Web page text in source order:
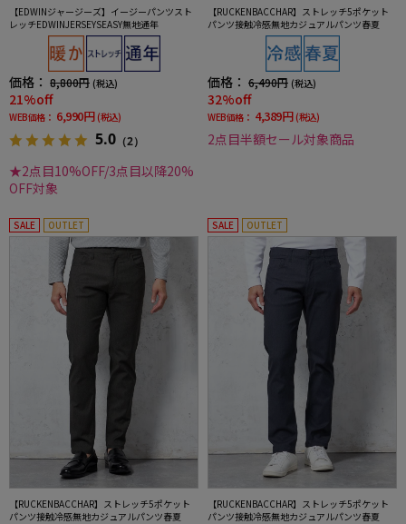
【EDWINジャージーズ】イージーパンツスト
レッチEDWINJERSEYSEASY無地通年
価格： 8,800円 (税込)
21%off
WEB価格： 6,990円 (税込)
5.0 （2）
★2点目10%OFF/3点目以降20%
OFF対象
【RUCKENBACCHAR】ストレッチ5ポケット
パンツ接触冷感無地カジュアルパンツ春夏
価格： 6,490円 (税込)
32%off
WEB価格： 4,389円 (税込)
2点目半額セール対象商品
SALE OUTLET
【RUCKENBACCHAR】ストレッチ5ポケット
パンツ接触冷感無地カジュアルパンツ春夏
SALE OUTLET
【RUCKENBACCHAR】ストレッチ5ポケット
パンツ接触冷感無地カジュアルパンツ春夏